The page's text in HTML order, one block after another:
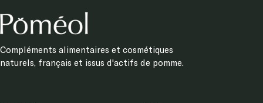
Compléments alimentaires et cosmétiques
naturels, français et issus d'actifs de pomme.